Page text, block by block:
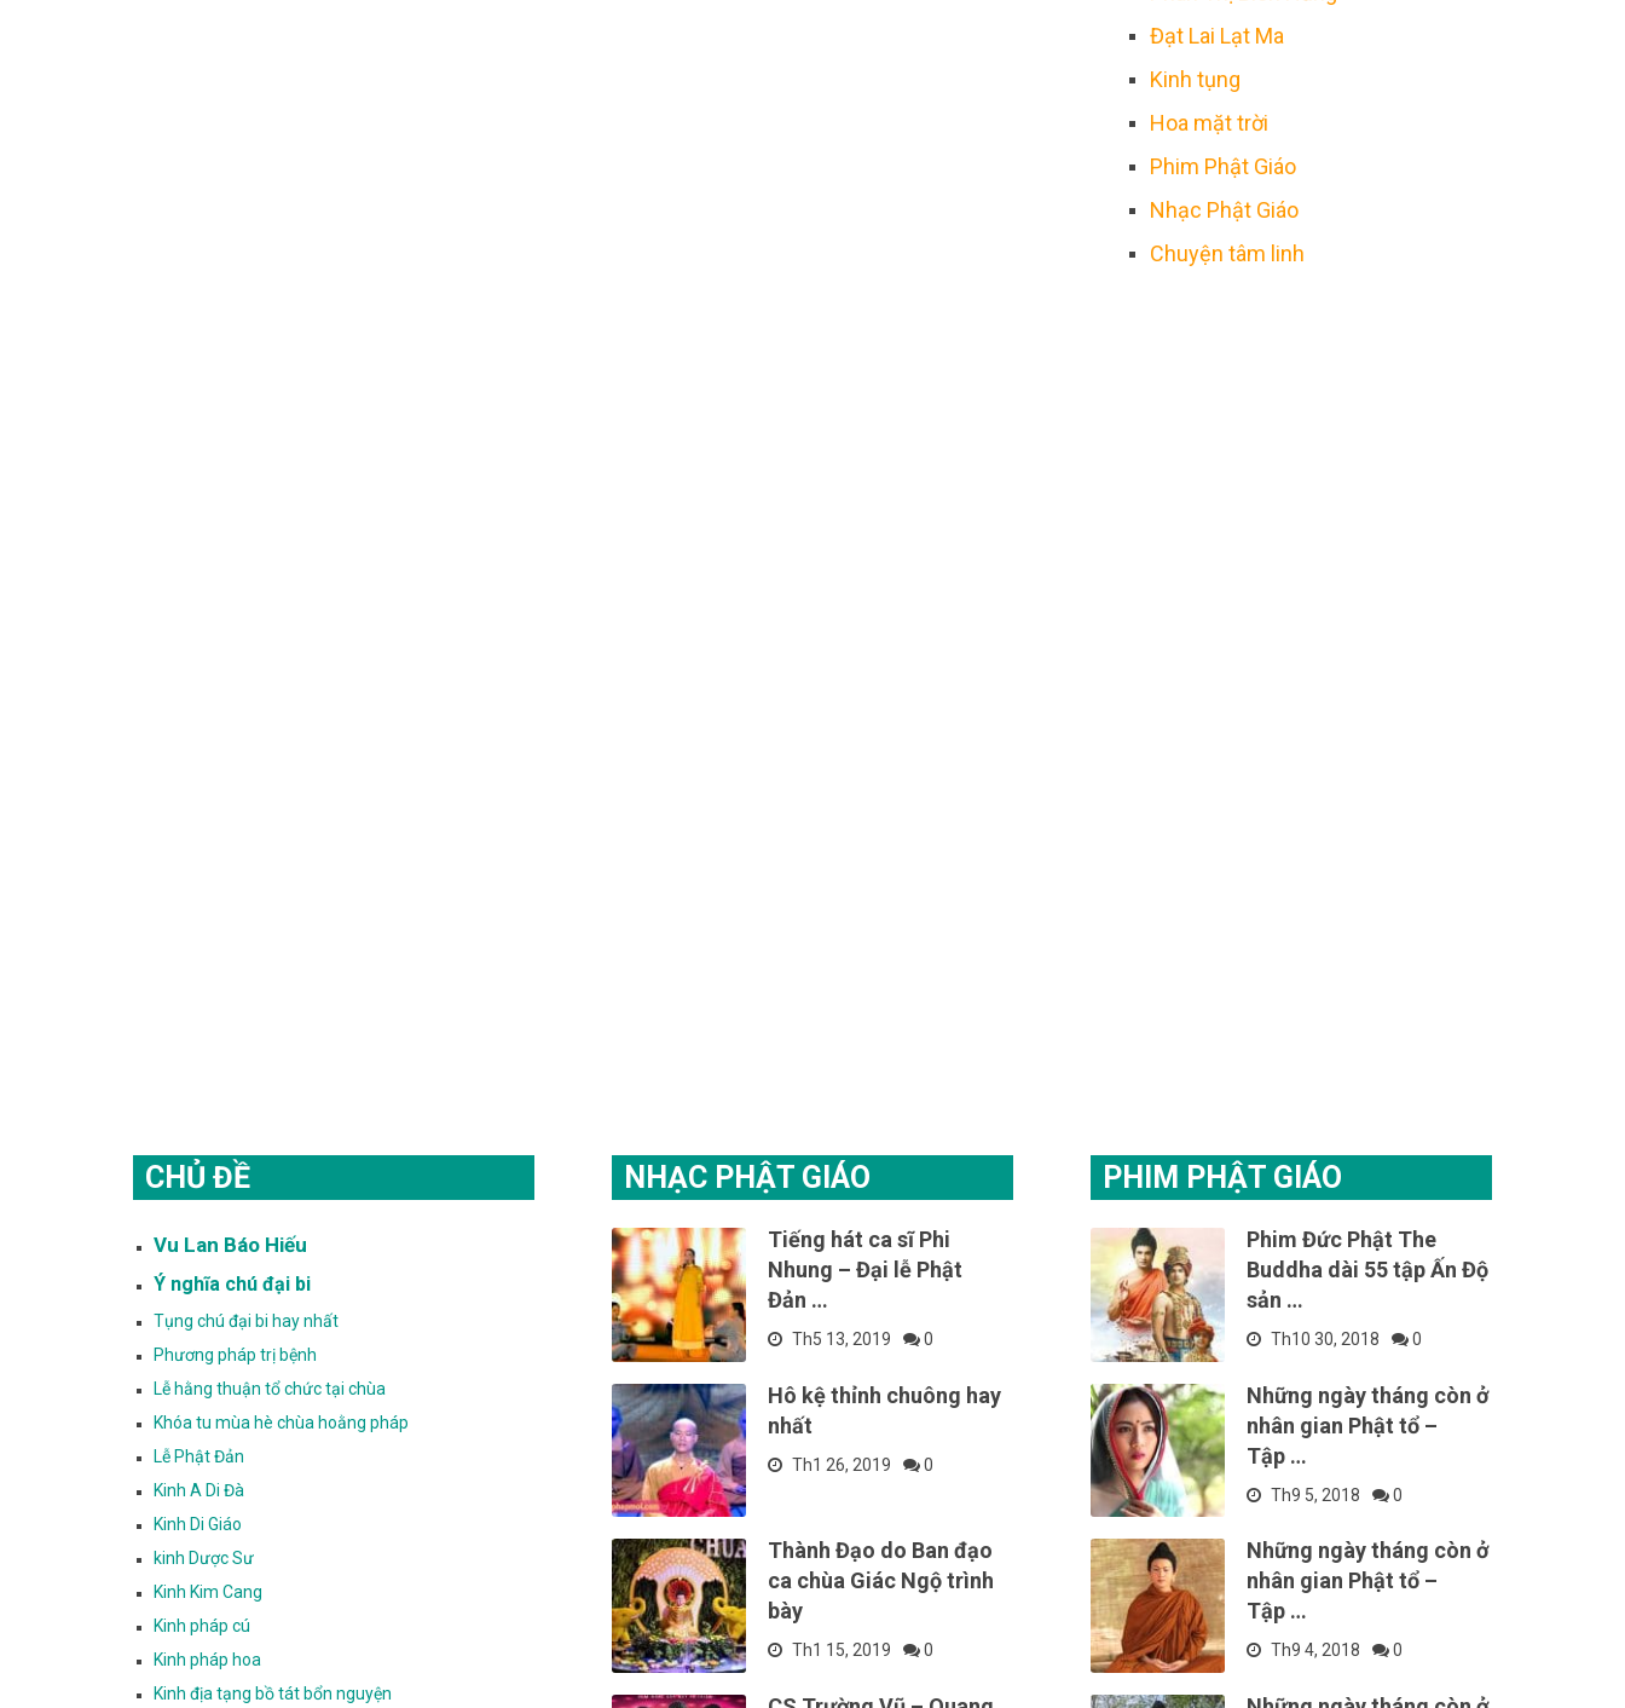
Đạt Lai Lạt Ma
Kinh tụng
Hoa mặt trời
Phim Phật Giáo
Nhạc Phật Giáo
Chuyện tâm linh
CHỦ ĐỀ
Vu Lan Báo Hiếu
Ý nghĩa chú đại bi
Tụng chú đại bi hay nhất
Phương pháp trị bệnh
Lễ hằng thuận tổ chức tại chùa
Khóa tu mùa hè chùa hoằng pháp
Lễ Phật Đản
Kinh A Di Đà
Kinh Di Giáo
kinh Dược Sư
Kinh Kim Cang
Kinh pháp cú
Kinh pháp hoa
Kinh địa tạng bồ tát bổn nguyện
NHẠC PHẬT GIÁO
Tiếng hát ca sĩ Phi
Nhung – Đại lễ Phật
Đản …
Th5 13, 2019 0
Hô kệ thỉnh chuông hay
nhất
Th1 26, 2019 0
Thành Đạo do Ban đạo
ca chùa Giác Ngộ trình
bày
Th1 15, 2019 0
PHIM PHẬT GIÁO
Phim Đức Phật The
Buddha dài 55 tập Ấn Độ
sản …
Th10 30, 2018 0
Những ngày tháng còn ở
nhân gian Phật tổ –
Tập …
Th9 5, 2018 0
Những ngày tháng còn ở
nhân gian Phật tổ –
Tập …
Th9 4, 2018 0